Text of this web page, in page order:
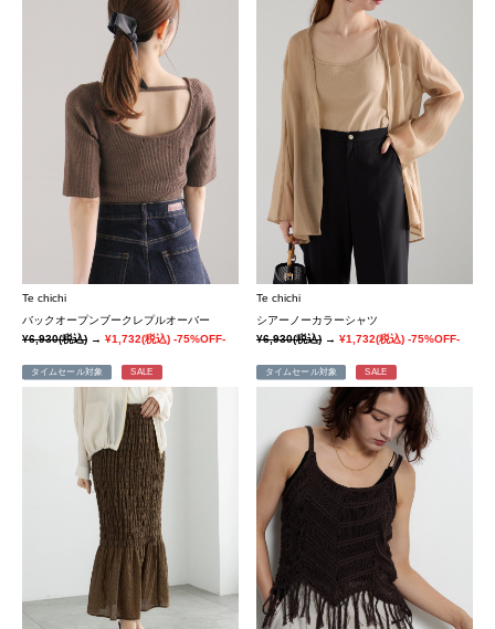
Te chichi
バックオープンブークレプルオーバー
¥6,930(税込) → ¥1,732(税込) -75%OFF-
Te chichi
シアーノーカラーシャツ
¥6,930(税込)→¥1,732(税込) -75%OFF-
タイムセール対象 SALE タイムセール対象 SALE